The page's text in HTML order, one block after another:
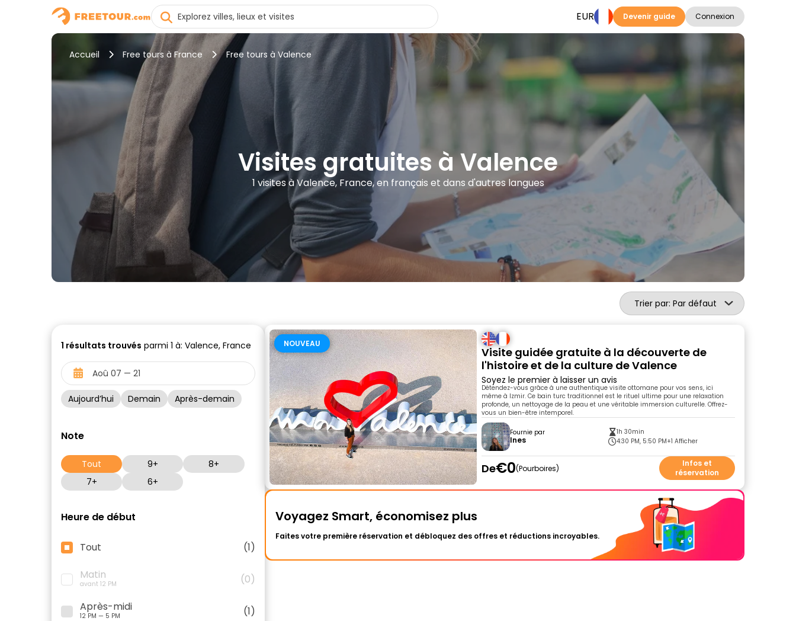
EUR Devenir guide Connexion
Accueil Free tours à France Free tours à Valence
Visites gratuites à Valence
1 visites à Valence, France, en français et dans d'autres langues
Trier par: Par défaut
1 résultats trouvés parmi 1 à: Valence, France
Aujourd’hui Demain Après-demain
Note
Tout 9+
8+
7+
6+
Heure de début
Tout
(1)
Matin
avant 12 PM
(0)
Après-midi
12 PM — 5 PM
(1)
NOUVEAU
Visite guidée gratuite à la découverte de
l'histoire et de la culture de Valence
Soyez le premier à laisser un avis
Détendez-vous grâce à une authentique visite ottomane pour vos sens, ici
même à Izmir. Ce bain turc traditionnel est le rituel ultime pour une relaxation
profonde, un nettoyage de la peau et une véritable immersion culturelle. Offrez-
vous un bien-être intemporel.
Fournie par
Ines
1h 30min
4:30 PM, 5:50 PM+1 Afficher
De€0 Pourboires
Infos et
réservation
Voyagez Smart, économisez plus
Faites votre première réservation et débloquez des offres et réductions incroyables.